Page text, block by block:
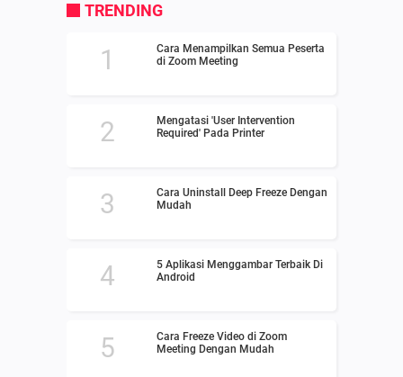
TRENDING
Cara Menampilkan Semua Peserta
di Zoom Meeting
Mengatasi 'User Intervention
Required' Pada Printer
Cara Uninstall Deep Freeze Dengan
Mudah
5 Aplikasi Menggambar Terbaik Di
Android
Cara Freeze Video di Zoom
Meeting Dengan Mudah